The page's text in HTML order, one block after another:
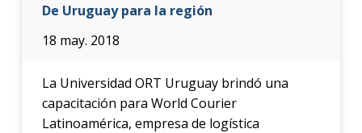
De Uruguay para la región
18 may. 2018
La Universidad ORT Uruguay brindó una
capacitación para World Courier
Latinoamérica, empresa de logística